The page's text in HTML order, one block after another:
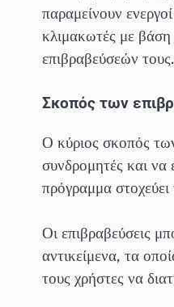
παραμείνουν
κλιμακωτές με βάση
επιβραβεύσεών τους.
Σκοπός των
Ο κύριος σκοπός
συνδρομητές και να
πρόγραμμα στοχεύει
Οι επιβραβεύσεις
αντικείμενα, τα
τους χρήστες να